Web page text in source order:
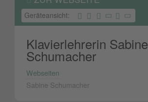
Geräteansicht:
Klavierlehrerin Sabine
Schumacher
Webseiten
Sabine Schumacher